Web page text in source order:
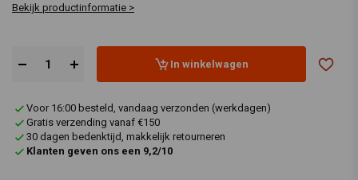
Bekijk productinformatie >
In winkelwagen
Voor 16:00 besteld, vandaag verzonden (werkdagen)
Gratis verzending vanaf €150
30 dagen bedenktijd, makkelijk retourneren
Klanten geven ons een 9,2/10